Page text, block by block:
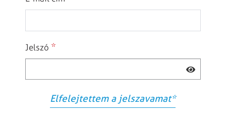
Jelszó *
Elfelejtettem a jelszavamat*